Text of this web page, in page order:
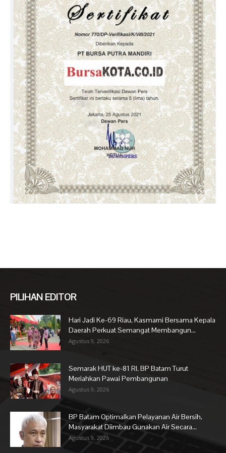
PILIHAN EDITOR
Hari Jadi Ke-69 Riau, Kasmarni Bersama Kepala
Daerah Perkuat Semangat Membangun...
Agustus 9, 2026
Semarak HUT ke-81 RI, BP Batam Turut
Meriahkan Pawai Pembangunan
Agustus 9, 2026
BP Batam Optimalkan Pelayanan Air Bersih,
Masyarakat Diimbau Gunakan Air Secara...
Agustus 9, 2026